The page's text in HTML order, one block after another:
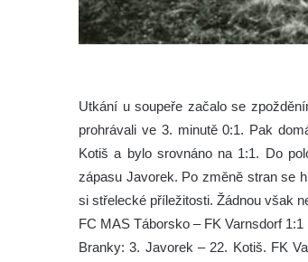
Utkání u soupeře začalo se
prohrávali ve 3. minutě 0:1. Pak
Kotiš a bylo srovnáno na 1:1. Do
zápasu Javorek. Po změně stran se
si střelecké příležitosti. Žádnou však
FC MAS Táborsko – FK Varnsdorf 1:1
Branky: 3. Javorek – 22. Kotiš. FK